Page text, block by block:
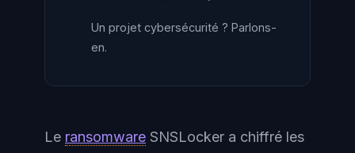
Un projet cybersécurité ? Parlons-
en.
Le ransomware SNSLocker a chiffré les